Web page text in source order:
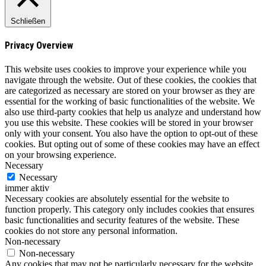
Schließen
Privacy Overview
This website uses cookies to improve your experience while you
navigate through the website. Out of these cookies, the cookies that
are categorized as necessary are stored on your browser as they are
essential for the working of basic functionalities of the website. We
also use third-party cookies that help us analyze and understand how
you use this website. These cookies will be stored in your browser
only with your consent. You also have the option to opt-out of these
cookies. But opting out of some of these cookies may have an effect
on your browsing experience.
Necessary
Necessary
immer aktiv
Necessary cookies are absolutely essential for the website to
function properly. This category only includes cookies that ensures
basic functionalities and security features of the website. These
cookies do not store any personal information.
Non-necessary
Non-necessary
Any cookies that may not be particularly necessary for the website